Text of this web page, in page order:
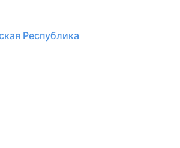
Республика